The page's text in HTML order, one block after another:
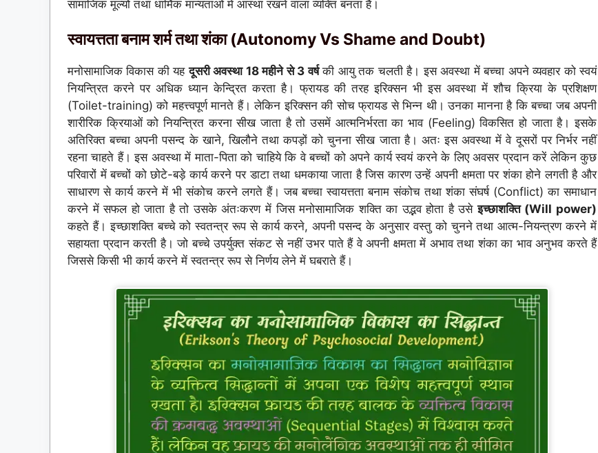
सामाजिक मूल्यों तथा धार्मिक मान्यताओं में आस्था रखने वाला व्यक्ति बनता है।
स्वायत्तता बनाम शर्म तथा शंका (Autonomy Vs Shame and Doubt)
मनोसामाजिक विकास की यहदूसरी अवस्था 18 महीने से 3 वर्षकी आयु तक चलती है। इस अवस्था में बच्चा अपने व्यवहार को स्वयं
नियन्त्रित करने पर अधिक ध्यान केन्द्रित करता है। फ्रायड की तरह इरिक्सन भी इस अवस्था में शौच क्रिया के प्रशिक्षण
(Toilet-training) को महत्त्वपूर्ण मानते हैं। लेकिन इरिक्सन की सोच फ्रायड से भिन्न थी। उनका मानना है कि बच्चा जब अपनी
शारीरिक क्रियाओं को नियन्त्रित करना सीख जाता है तो उसमें आत्मनिर्भरता का भाव (Feeling) विकसित हो जाता है। इसके
अतिरिक्त बच्चा अपनी पसन्द के खाने, खिलौने तथा कपड़ों को चुनना सीख जाता है। अतः इस अवस्था में वे दूसरों पर निर्भर नहीं
रहना चाहते हैं। इस अवस्था में माता-पिता को चाहिये कि वे बच्चों को अपने कार्य स्वयं करने के लिए अवसर प्रदान करें लेकिन कुछ
परिवारों में बच्चों को छोटे-बड़े कार्य करने पर डाटा तथा धमकाया जाता है जिस कारण उन्हें अपनी क्षमता पर शंका होने लगती है और
साधारण से कार्य करने में भी संकोच करने लगते हैं। जब बच्चा स्वायत्तता बनाम संकोच तथा शंका संघर्ष (Conflict) का समाधान
करने में सफल हो जाता है तो उसके अंतःकरण में जिस मनोसामाजिक शक्ति का उद्भव होता है उसेइच्छाशक्ति (Will power)
कहते हैं। इच्छाशक्ति बच्चे को स्वतन्त्र रूप से कार्य करने, अपनी पसन्द के अनुसार वस्तु को चुनने तथा आत्म-नियन्त्रण करने में
सहायता प्रदान करती है। जो बच्चे उपर्युक्त संकट से नहीं उभर पाते हैं वे अपनी क्षमता में अभाव तथा शंका का भाव अनुभव करते हैं
जिससे किसी भी कार्य करने में स्वतन्त्र रूप से निर्णय लेने में घबराते हैं।